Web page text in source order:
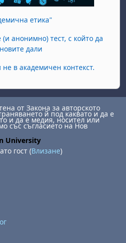
етика"
анонимно) тест, с който да
дали
в академичен контекст.
от Закона за авторското
й под каквато и да е
и да е медия, носител или
със съгласието на Нов
University
гост (Влизане)